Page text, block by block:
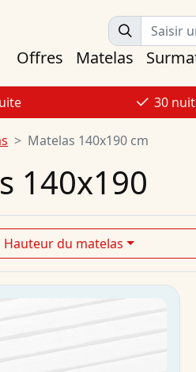
Offres Matelas
30
Matelas 140x190 cm
140x190
Hauteur du matelas